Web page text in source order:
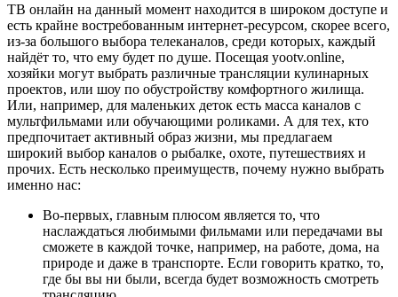
ТВ онлайн на данный момент находится в широком доступе и
есть крайне востребованным интернет-ресурсом, скорее всего,
из-за большого выбора телеканалов, среди которых, каждый
найдёт то, что ему будет по душе. Посещая yootv.online,
хозяйки могут выбрать различные трансляции кулинарных
проектов, или шоу по обустройству комфортного жилища.
Или, например, для маленьких деток есть масса каналов с
мультфильмами или обучающими роликами. А для тех, кто
предпочитает активный образ жизни, мы предлагаем
широкий выбор каналов о рыбалке, охоте, путешествиях и
прочих. Есть несколько преимуществ, почему нужно выбрать
именно нас:
Во-первых, главным плюсом является то, что
наслаждаться любимыми фильмами или передачами вы
сможете в каждой точке, например, на работе, дома, на
природе и даже в транспорте. Если говорить кратко, то,
где бы вы ни были, всегда будет возможность смотреть